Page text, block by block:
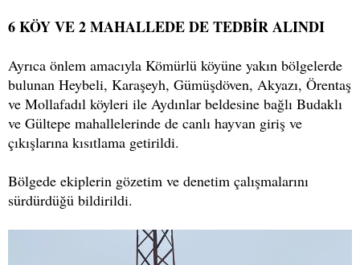
6 KÖY VE 2 MAHALLEDE DE TEDBİR ALINDI
Ayrıca önlem amacıyla Kömürlü köyüne yakın bölgelerde
bulunan Heybeli, Karaşeyh, Gümüşdöven, Akyazı, Örentaş
ve Mollafadıl köyleri ile Aydınlar beldesine bağlı Budaklı
ve Gültepe mahallelerinde de canlı hayvan giriş ve
çıkışlarına kısıtlama getirildi.
Bölgede ekiplerin gözetim ve denetim çalışmalarını
sürdürdüğü bildirildi.